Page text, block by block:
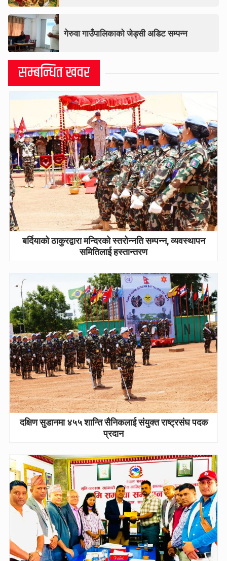
गेरुवा गाउँपालिकाको जेड्सी अडिट सम्पन्न
सम्बन्धित खवर
बर्दियाको ठाकुरद्वारा मन्दिरको स्तरोन्नति सम्पन्न, व्यवस्थापन
समितिलाई हस्तान्तरण
दक्षिण सुडानमा ४५५ शान्ति सैनिकलाई संयुक्त राष्ट्रसंघ पदक
प्रदान